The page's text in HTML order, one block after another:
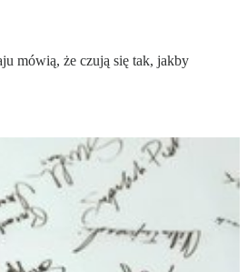
mówią, że czują się tak, jakby